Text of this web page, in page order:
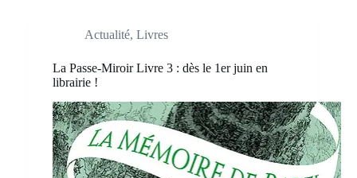
Actualité, Livres
La Passe-Miroir Livre 3 : dès le 1er juin en
librairie !